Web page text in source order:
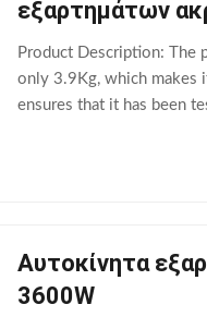
εξαρτημάτων
Product Description: The
only 3.9Kg, which makes
ensures that it has been
Αυτοκίνητα
3600W